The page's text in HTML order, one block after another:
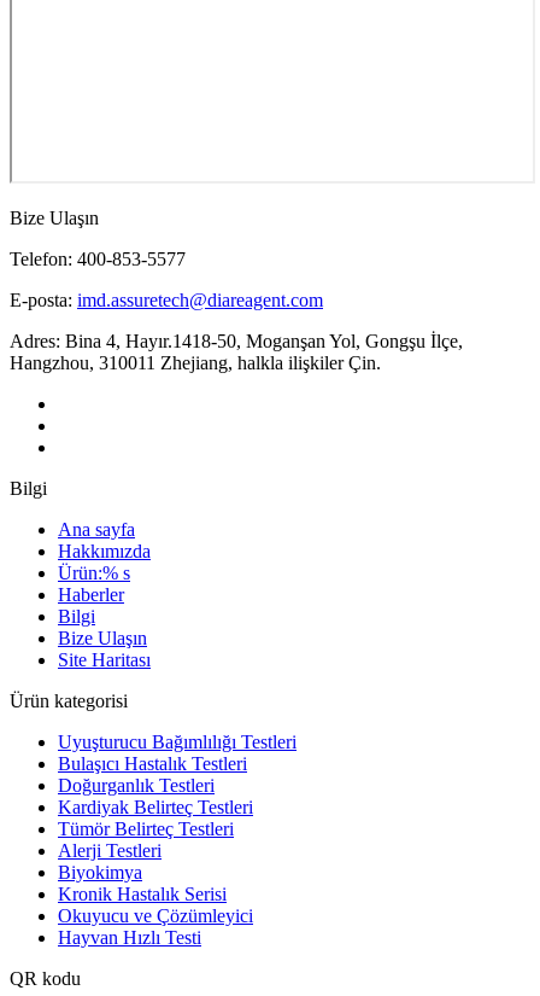
Bize Ulaşın
Telefon: 400-853-5577
E-posta: imd.assuretech@diareagent.com
Adres: Bina 4, Hayır.1418-50, Moganşan Yol, Gongşu İlçe,
Hangzhou, 310011 Zhejiang, halkla ilişkiler Çin.
Bilgi
Ana sayfa
Hakkımızda
Ürün:% s
Haberler
Bilgi
Bize Ulaşın
Site Haritası
Ürün kategorisi
Uyuşturucu Bağımlılığı Testleri
Bulaşıcı Hastalık Testleri
Doğurganlık Testleri
Kardiyak Belirteç Testleri
Tümör Belirteç Testleri
Alerji Testleri
Biyokimya
Kronik Hastalık Serisi
Okuyucu ve Çözümleyici
Hayvan Hızlı Testi
QR kodu